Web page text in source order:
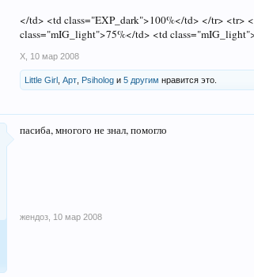
</td> <td class="EXP_dark">100%</td> </tr> <tr>
class="mIG_light">75%</td> <td
X 10 мар 2008
Little Girl Арт Psiholog и 5 другим нравится это.
пасиба, многого не знал, помогло
жендоз 10 мар 2008